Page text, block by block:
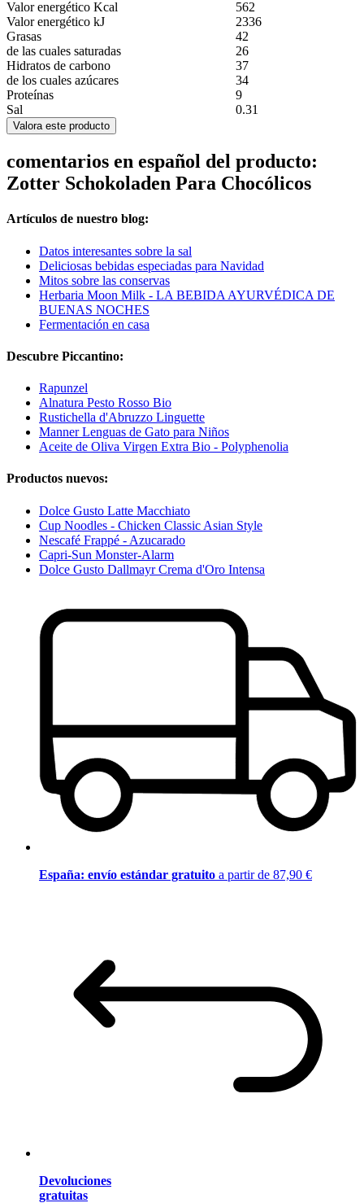
Valor energético Kcal
562
Valor energético kJ
2336
Grasas
42
de las cuales saturadas
26
Hidratos de carbono
37
de los cuales azúcares
34
Proteínas
9
Sal
0.31
Valora este producto
comentarios en español del producto:
Zotter Schokoladen Para Chocólicos
Artículos de nuestro blog:
Datos interesantes sobre la sal
Deliciosas bebidas especiadas para Navidad
Mitos sobre las conservas
Herbaria Moon Milk - LA BEBIDA AYURVÉDICA DE
BUENAS NOCHES
Fermentación en casa
Descubre Piccantino:
Rapunzel
Alnatura Pesto Rosso Bio
Rustichella d'Abruzzo Linguette
Manner Lenguas de Gato para Niños
Aceite de Oliva Virgen Extra Bio - Polyphenolia
Productos nuevos:
Dolce Gusto Latte Macchiato
Cup Noodles - Chicken Classic Asian Style
Nescafé Frappé - Azucarado
Capri-Sun Monster-Alarm
Dolce Gusto Dallmayr Crema d'Oro Intensa
España: envío estándar gratuito a partir de 87,90 €
Devoluciones
gratuitas